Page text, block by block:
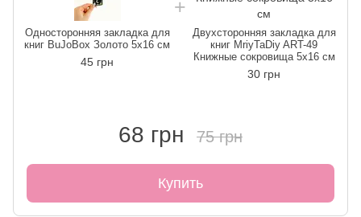
Односторонняя закладка для
книг BuJoBox Золото 5х16 см
45 грн
Двухсторонняя закладка для
книг MriyTaDiy ART-49
Книжные сокровища 5х16 см
30 грн
68 грн 75 грн
Купить